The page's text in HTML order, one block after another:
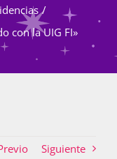
de género
con la UIG FI»
Siguiente